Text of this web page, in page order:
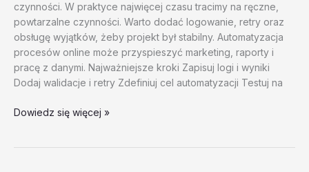
czynności. W praktyce najwięcej czasu tracimy na ręczne,
powtarzalne czynności. Warto dodać logowanie, retry oraz
obsługę wyjątków, żeby projekt był stabilny. Automatyzacja
procesów online może przyspieszyć marketing, raporty i
pracę z danymi. Najważniejsze kroki Zapisuj logi i wyniki
Dodaj walidacje i retry Zdefiniuj cel automatyzacji Testuj na
Automatyzacja
Dowiedz się więcej »